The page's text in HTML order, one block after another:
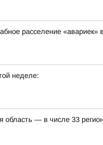
расселение «авариек»
неделе:
область — в числе 33